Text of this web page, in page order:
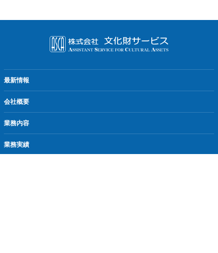
最新情報
会社概要
業務内容
業務実績